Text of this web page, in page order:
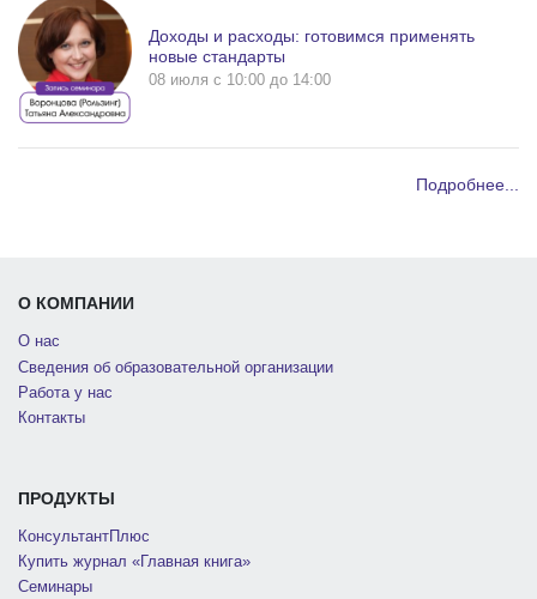
Доходы и расходы: готовимся применять
новые стандарты
08 июля c 10:00 до 14:00
Подробнее...
О КОМПАНИИ
О нас
Сведения об образовательной организации
Работа у нас
Контакты
ПРОДУКТЫ
КонсультантПлюс
Купить журнал «Главная книга»
Семинары